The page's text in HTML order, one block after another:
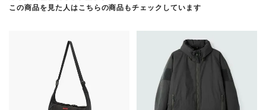
この商品を見た人はこちらの商品もチェックしています